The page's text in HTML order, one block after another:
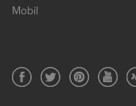
Mobil